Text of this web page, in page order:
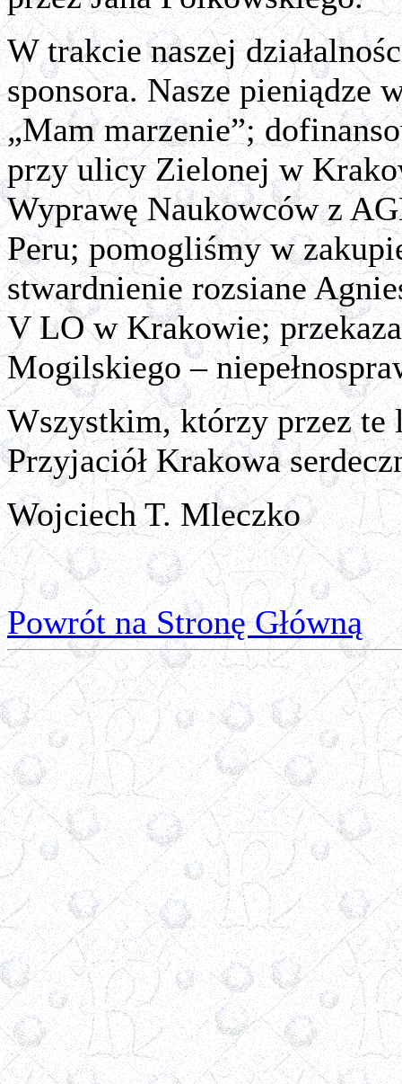
W trakcie naszej
sponsora. Nasze pieniądze
„Mam marzenie”;
przy ulicy Zielonej w
Wyprawę Naukowców z
Peru; pomogliśmy w
stwardnienie rozsiane
V LO w Krakowie;
Mogilskiego –
Wszystkim, którzy przez te
Przyjaciół Krakowa
Wojciech T. Mleczko
Powrót na Stronę Główną